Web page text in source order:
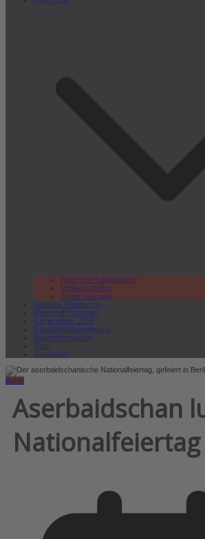
lokal.report abonnieren
Verkaufsstellen
Online Ausgabe
Regional Rundschau
Wirtschaft.Kompakt
Karriereleiter 2026
Gesundheitswegweiser
Bürgerinformation
Shop
Newsletter
Berlin
Aserbaidschan